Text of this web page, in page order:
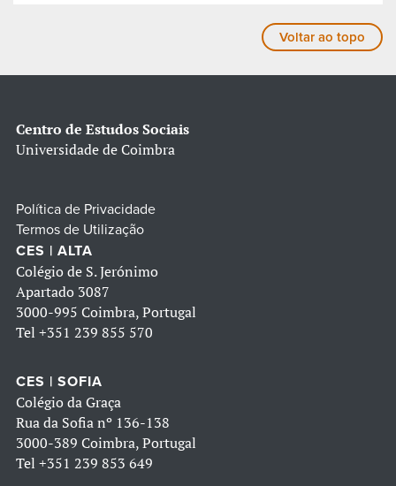
Voltar ao topo
Centro de Estudos Sociais
Universidade de Coimbra
Política de Privacidade
Termos de Utilização
CES | ALTA
Colégio de S. Jerónimo
Apartado 3087
3000-995 Coimbra, Portugal
Tel +351 239 855 570
CES | SOFIA
Colégio da Graça
Rua da Sofia nº 136-138
3000-389 Coimbra, Portugal
Tel +351 239 853 649